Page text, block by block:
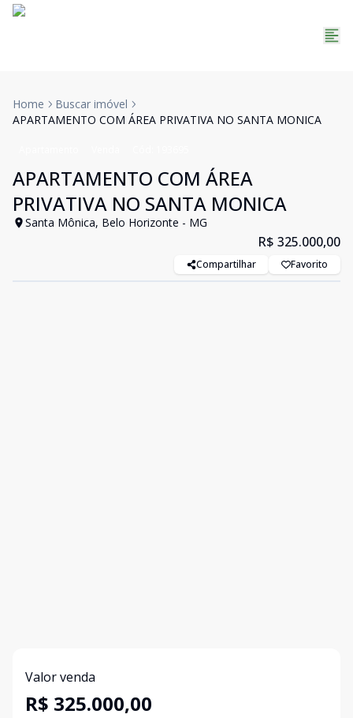
Home
Buscar imóvel
APARTAMENTO COM ÁREA PRIVATIVA NO SANTA MONICA
APARTAMENTO COM ÁREA
PRIVATIVA NO SANTA MONICA
Santa Mônica, Belo Horizonte - MG
R$ 325.000,00
Compartilhar Favorito
Valor venda
R$ 325.000,00